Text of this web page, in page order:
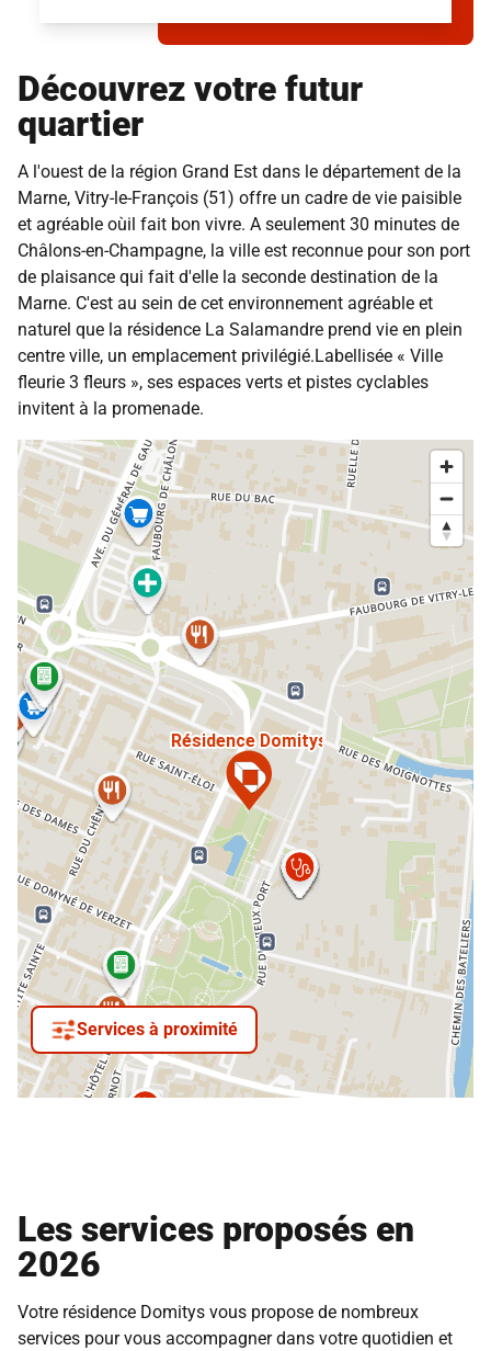
Découvrez votre futur
quartier
A l'ouest de la région Grand Est dans le département de la
Marne, Vitry-le-François (51) offre un cadre de vie paisible
et agréable oùil fait bon vivre. A seulement 30 minutes de
Châlons-en-Champagne, la ville est reconnue pour son port
de plaisance qui fait d'elle la seconde destination de la
Marne. C'est au sein de cet environnement agréable et
naturel que la résidence La Salamandre prend vie en plein
centre ville, un emplacement privilégié.Labellisée « Ville
fleurie 3 fleurs », ses espaces verts et pistes cyclables
invitent à la promenade.
Services à proximité
Les services proposés en
2026
Votre résidence Domitys vous propose de nombreux
services pour vous accompagner dans votre quotidien et